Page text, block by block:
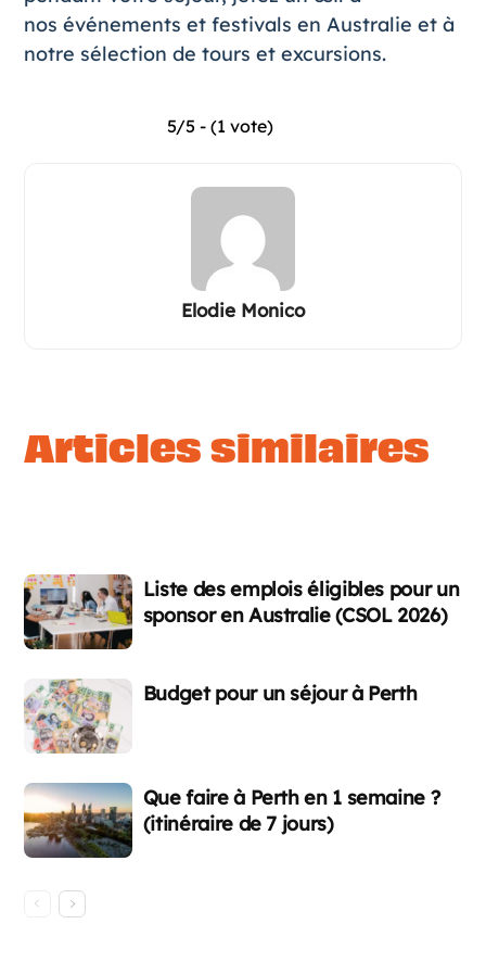
nos événements et festivals en Australie et à
notre sélection de tours et excursions.
5/5 - (1 vote)
Elodie Monico
articles similaires
Liste des emplois éligibles pour un
sponsor en Australie (CSOL 2026)
Budget pour un séjour à Perth
Que faire à Perth en 1 semaine ?
(itinéraire de 7 jours)